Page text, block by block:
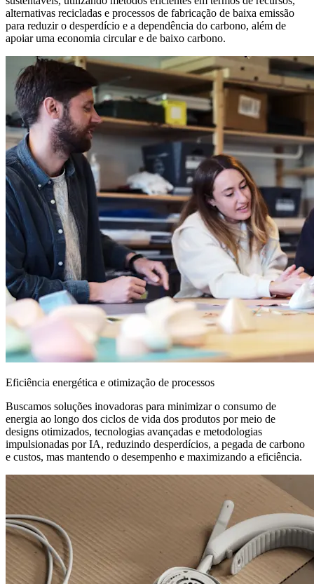
alternativas recicladas e processos de fabricação de baixa emissão
para reduzir o desperdício e a dependência do carbono, além de
apoiar uma economia circular e de baixo carbono.
Eficiência energética e otimização de processos
Buscamos soluções inovadoras para minimizar o consumo de
energia ao longo dos ciclos de vida dos produtos por meio de
designs otimizados, tecnologias avançadas e metodologias
impulsionadas por IA, reduzindo desperdícios, a pegada de carbono
e custos, mas mantendo o desempenho e maximizando a eficiência.